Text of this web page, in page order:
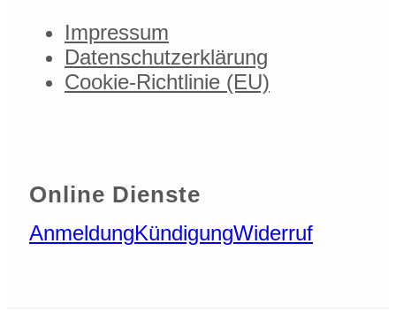
Impressum
Datenschutzerklärung
Cookie-Richtlinie (EU)
Online Dienste
AnmeldungKündigungWiderruf